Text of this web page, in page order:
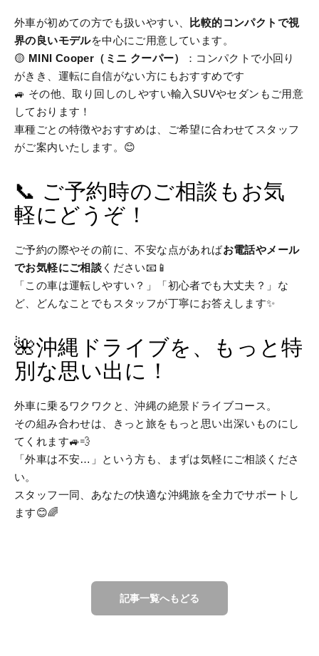
外車が初めての方でも扱いやすい、
比較的コンパクトで視
界の良いモデルを中心にご用意しています。
🟡 MINI Cooper（ミニ クーパー）
：コンパクトで小回り
がきき、運転に自信がない方にもおすすめです
🚙 その他、取り回しのしやすい輸入SUVやセダンもご用意
しております！
車種ごとの特徴やおすすめは、ご希望に合わせてスタッフ
がご案内いたします。😊
📞 ご予約時のご相談もお気
軽にどうぞ！
ご予約の際やその前に、不安な点があればお電話やメール
でお気軽にご相談 ください📧📱
「この車は運転しやすい？」「初心者でも大丈夫？」な
ど、どんなことでもスタッフが丁寧にお答えします✨
🌺沖縄ドライブを、もっと特
別な思い出に！
外車に乗るワクワクと、沖縄の絶景ドライブコース。
その組み合わせは、きっと旅をもっと思い出深いものにし
てくれます🚙💨
「外車は不安…」という方も、まずは気軽にご相談くださ
い。
スタッフ一同、あなたの快適な沖縄旅を全力でサポートし
ます😊🌈
記事一覧へもどる